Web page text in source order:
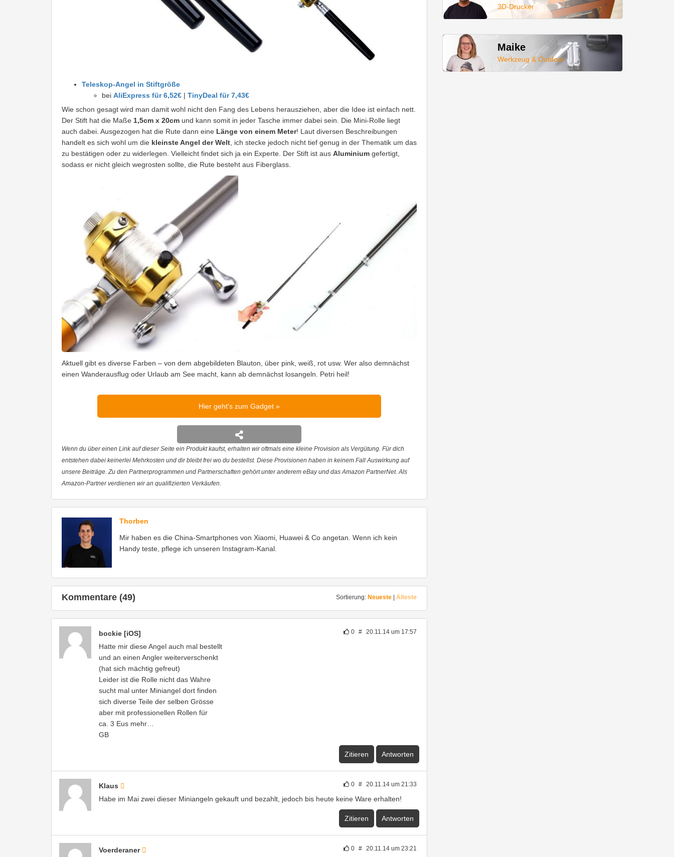
Teleskop-Angel in Stiftgröße
bei AliExpress für 6,52€ | TinyDeal für 7,43€
Wie schon gesagt wird man damit wohl nicht den Fang des Lebens herausziehen, aber die Idee ist einfach nett.
Der Stift hat die Maße 1,5cm x 20cm und kann somit in jeder Tasche immer dabei sein. Die Mini-Rolle liegt
auch dabei. Ausgezogen hat die Rute dann eine Länge von einem Meter! Laut diversen Beschreibungen
handelt es sich wohl um die kleinste Angel der Welt , ich stecke jedoch nicht tief genug in der Thematik um das
zu bestätigen oder zu widerlegen. Vielleicht findet sich ja ein Experte. Der Stift ist aus Aluminium gefertigt,
sodass er nicht gleich wegrosten sollte, die Rute besteht aus Fiberglass.
Aktuell gibt es diverse Farben – von dem abgebildeten Blauton, über pink, weiß, rot usw. Wer also demnächst
einen Wanderausflug oder Urlaub am See macht, kann ab demnächst losangeln. Petri heil!
Hier geht's zum Gadget
Wenn du über einen Link auf dieser Seite ein Produkt kaufst, erhalten wir oftmals eine kleine Provision als Vergütung. Für dich
entstehen dabei keinerlei Mehrkosten und dir bleibt frei wo du bestellst. Diese Provisionen haben in keinem Fall Auswirkung auf
unsere Beiträge. Zu den Partnerprogrammen und Partnerschaften gehört unter anderem eBay und das Amazon PartnerNet. Als
Amazon-Partner verdienen wir an qualifizierten Verkäufen.
Thorben
Mir haben es die China-Smartphones von Xiaomi, Huawei & Co angetan. Wenn ich kein
Handy teste, pflege ich unseren Instagram-Kanal.
Sortierung: Neueste Älteste
Kommentare (49)
0 # 20.11.14 um 17:57
bockie [iOS]
Hatte mir diese Angel auch mal bestellt
und an einen Angler weiterverschenkt
(hat sich mächtig gefreut)
Leider ist die Rolle nicht das Wahre
sucht mal unter Miniangel dort finden
sich diverse Teile der selben Grösse
aber mit professionellen Rollen für
ca. 3 Eus mehr…
GB
Zitieren Antworten
0 # 20.11.14 um 21:33
Klaus
Habe im Mai zwei dieser Miniangeln gekauft und bezahlt, jedoch bis heute keine Ware erhalten!
Zitieren Antworten
0 # 20.11.14 um 23:21
Voerderaner
3D-Drucker
Maike
Werkzeug & Outdoor